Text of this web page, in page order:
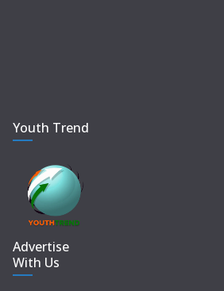
Youth Trend
Advertise
With Us